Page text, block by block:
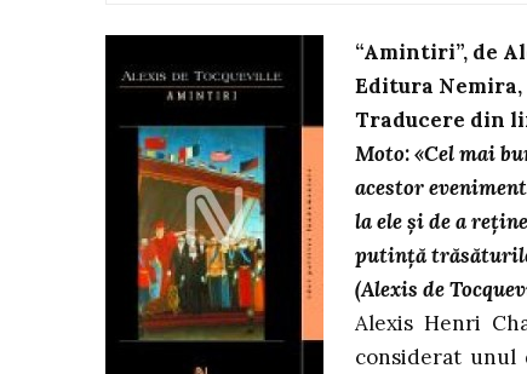
“Amintiri”, de
Editura Nemira,
Traducere din
Moto: «Cel mai
acestor
la ele şi de a
putinţă
(Alexis de
Alexis Henri
considerat